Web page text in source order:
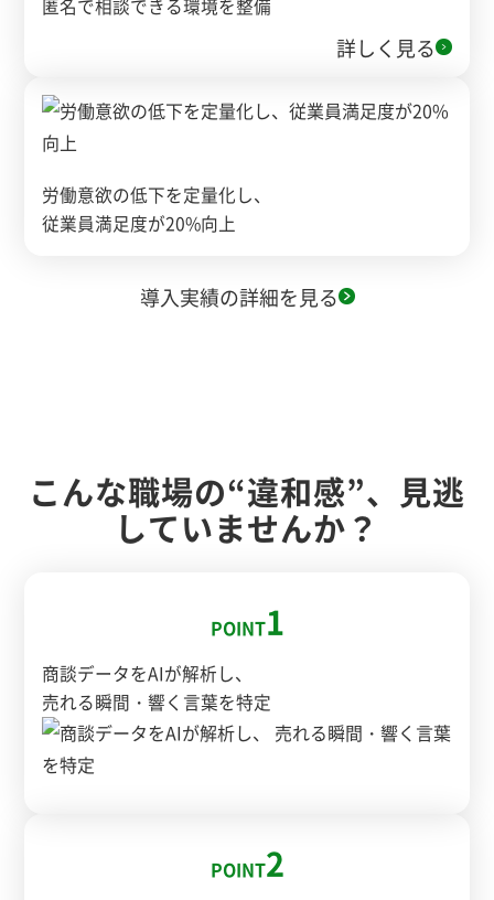
匿名で相談できる環境を整備
詳しく見る
労働意欲の低下を定量化し、
従業員満足度が20%向上
導入実績の詳細を見る
こんな職場の“違和感”、見逃
していませんか？
POINT1
商談データをAIが解析し、
売れる瞬間・響く言葉を特定
POINT2